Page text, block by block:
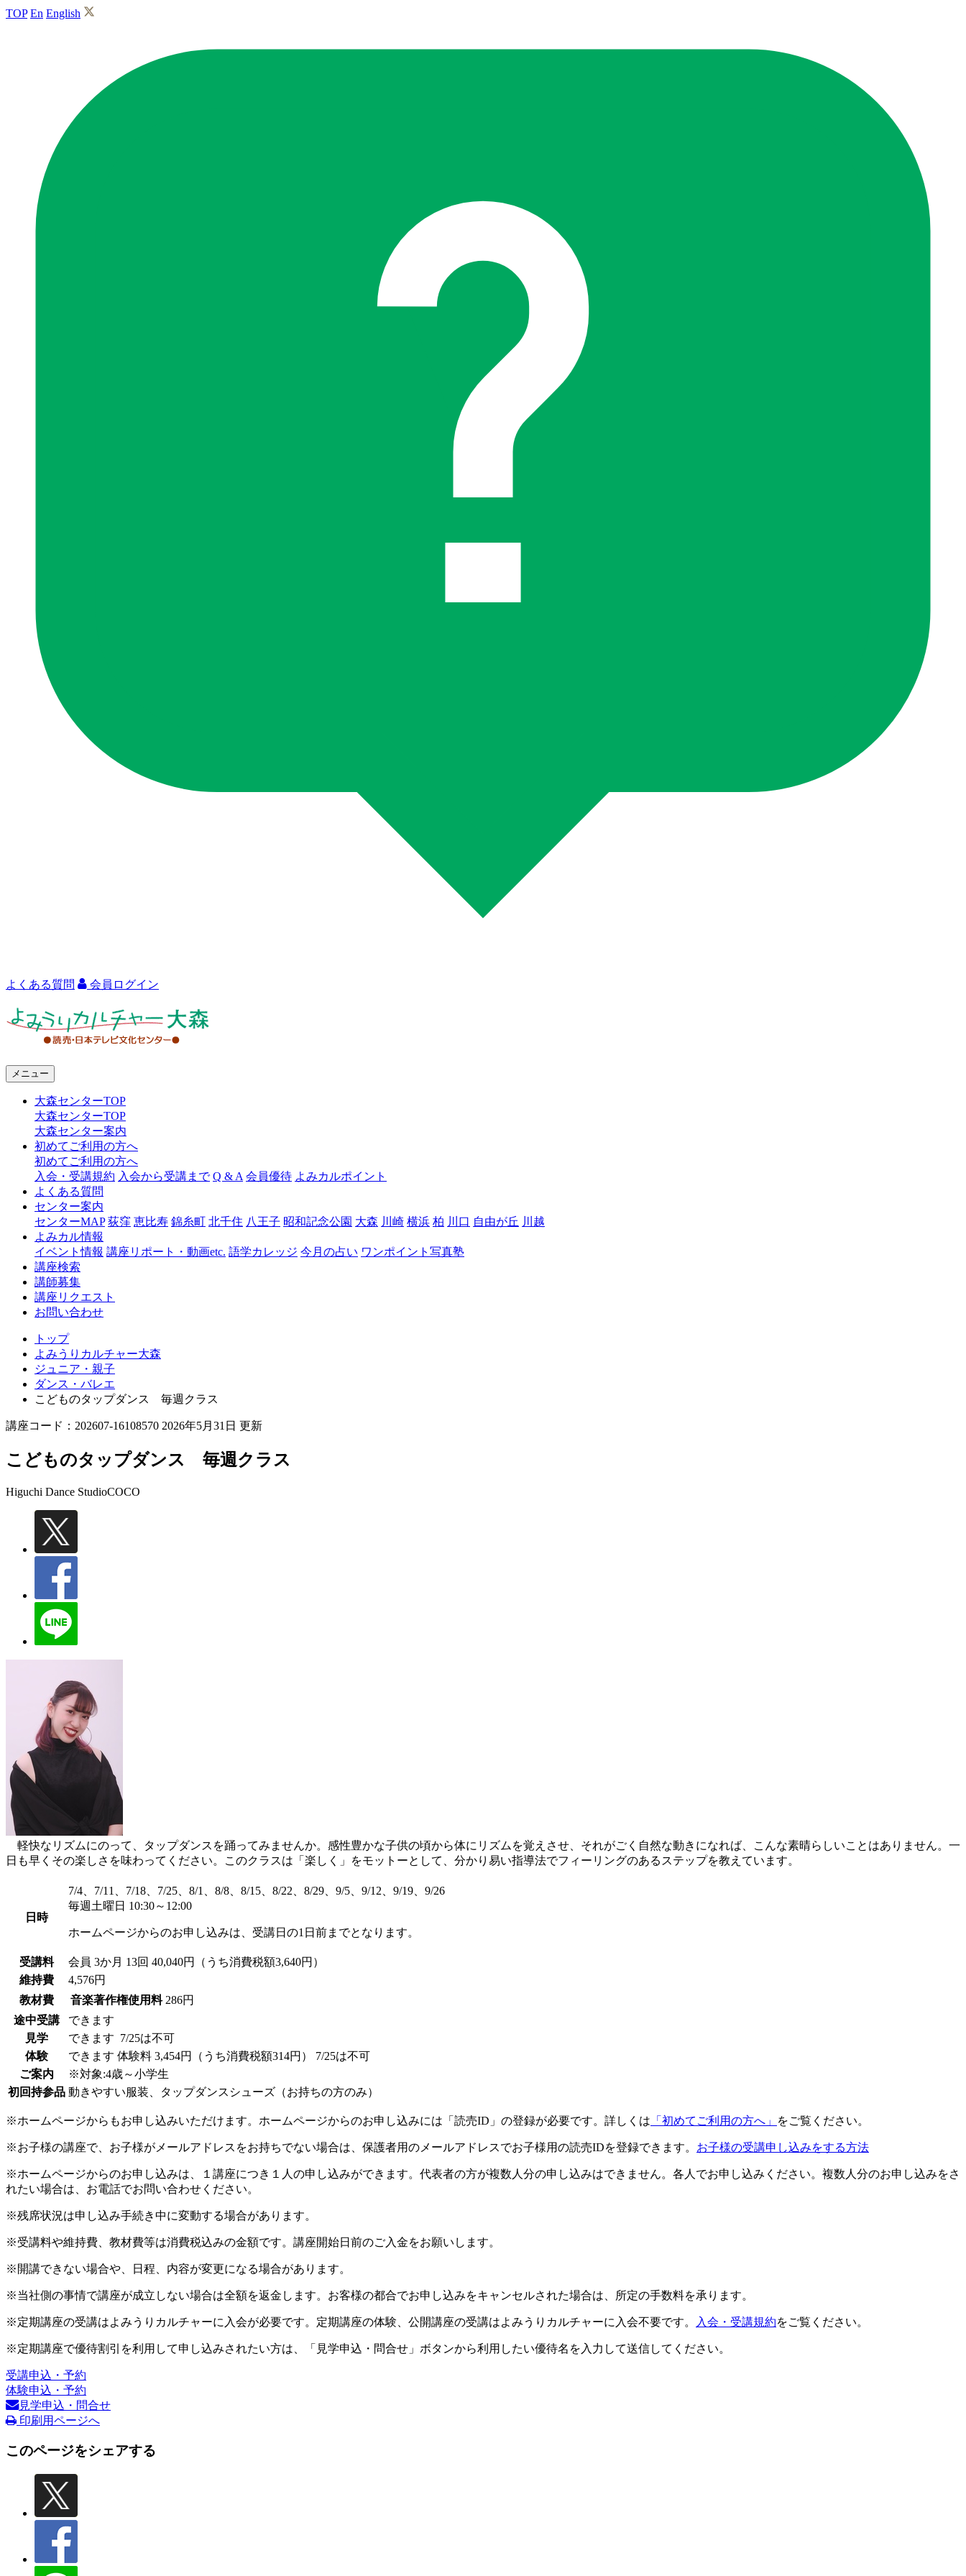
TOP En English
よくある質問 会員ログイン
ャ
大
森
メニュー
大森センターTOP
大森センターTOP
大森センター案内
初めてご利用の方へ
初めてご利用の方へ
入会・受講規約 入会から受講まで Q & A 会員優待 よみカルポイント
よくある質問
センター案内
センターMAP 荻窪 恵比寿 錦糸町 北千住 八王子 昭和記念公園 大森 川崎 横浜 柏 川口 自由が丘 川越
よみカル情報
イベント情報 講座リポート・動画etc. 語学カレッジ 今月の占い ワンポイント写真塾
講座検索
講師募集
講座リクエスト
お問い合わせ
トップ
よみうりカルチャー大森
ジュニア・親子
ダンス・バレエ
こどものタップダンス 毎週クラス
講座コード：202607-16108570 2026年5月31日 更新
こどものタップダンス 毎週クラス
Higuchi Dance StudioCOCO
軽快なリズムにのって、タップダンスを踊ってみませんか。感性豊かな子供の頃から体にリズムを覚えさせ、それがごく自然な動きになれば、こんな素晴らしいことはありません。一
日も早くその楽しさを味わってください。このクラスは「楽しく」をモットーとして、分かり易い指導法でフィーリングのあるステップを教えています。
日時
7/4、7/11、7/18、7/25、8/1、8/8、8/15、8/22、8/29、9/5、9/12、9/19、9/26
毎週土曜日 10:30～12:00
ホームページからのお申し込みは、受講日の1日前までとなります。
受講料 会員 3か月 13回 40,040円（うち消費税額3,640円）
維持費
4,576円
教材費
音楽著作権使用料 286円
途中受講
できます
見学
できます 7/25は不可
体験
できます 体験料 3,454円（うち消費税額314円） 7/25は不可
ご案内
※対象:4歳～小学生
初回持参品 動きやすい服装、タップダンスシューズ（お持ちの方のみ）
※ホームページからもお申し込みいただけます。ホームページからのお申し込みには「読売ID」の登録が必要です。詳しくは 「初めてご利用の方へ」 をご覧ください。
※お子様の講座で、お子様がメールアドレスをお持ちでない場合は、保護者用のメールアドレスでお子様用の読売IDを登録できます。 お子様の受講申し込みをする方法
※ホームページからのお申し込みは、１講座につき１人の申し込みができます。代表者の方が複数人分の申し込みはできません。各人でお申し込みください。複数人分のお申し込みをさ
れたい場合は、お電話でお問い合わせください。
※残席状況は申し込み手続き中に変動する場合があります。
※受講料や維持費、教材費等は消費税込みの金額です。講座開始日前のご入金をお願いします。
※開講できない場合や、日程、内容が変更になる場合があります。
※当社側の事情で講座が成立しない場合は全額を返金します。お客様の都合でお申し込みをキャンセルされた場合は、所定の手数料を承ります。
※定期講座の受講はよみうりカルチャーに入会が必要です。定期講座の体験、公開講座の受講はよみうりカルチャーに入会不要です。 入会・受講規約をご覧ください。
※定期講座で優待割引を利用して申し込みされたい方は、「見学申込・問合せ」ボタンから利用したい優待名を入力して送信してください。
受講申込・予約
体験申込・予約
見学申込・問合せ
印刷用ページへ
このページをシェアする